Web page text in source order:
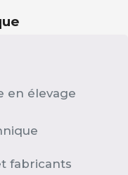
en élevage
fabricants